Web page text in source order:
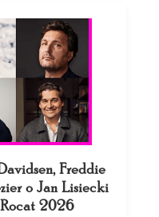
Freddie
o Jan Lisiecki
2026